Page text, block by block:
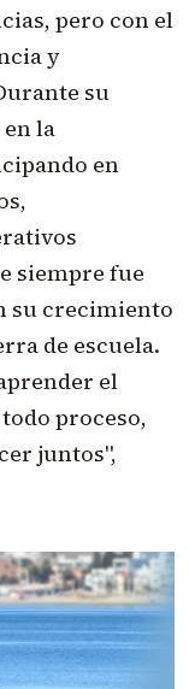
pero con el
y
su
la
en
siempre fue
su crecimiento
de escuela.
el
proceso,
juntos",